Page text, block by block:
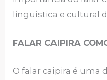
linguística e cultural
FALAR CAIPIRA
O falar caipira é uma